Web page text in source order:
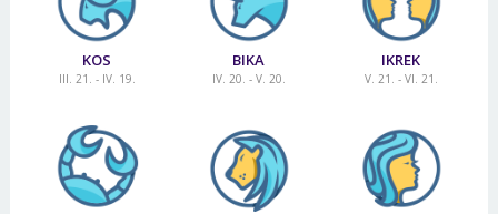
KOS
III. 21. - IV. 19.
BIKA
IV. 20. - V. 20.
IKREK
V. 21. - VI. 21.